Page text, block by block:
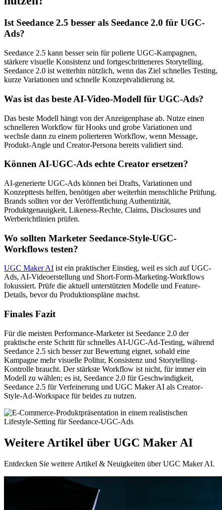
Ist Seedance 2.5 besser als Seedance 2.0 für UGC-
Ads?
Seedance 2.5 kann besser sein für polierte UGC-Kampagnen,
stärkere visuelle Konsistenz und fortgeschritteneres Storytelling.
Seedance 2.0 ist weiterhin nützlich, wenn das Ziel schnelles Testing,
kurze Variationen und schnelle Konzeptvalidierung ist.
Was ist das beste AI-Video-Modell für UGC-Ads?
Das beste Modell hängt von der Anzeigenphase ab. Nutze einen
schnelleren Workflow für Hooks und grobe Variationen und
wechsle dann zu einem polierteren Workflow, wenn Message,
Produkt-Angle und Creator-Persona bereits validiert sind.
Können AI-UGC-Ads echte Creator ersetzen?
AI-generierte UGC-Ads können bei Drafts, Variationen und
Konzepttests helfen, benötigen aber weiterhin menschliche Prüfung.
Brands sollten vor der Veröffentlichung Authentizität,
Produktgenauigkeit, Likeness-Rechte, Claims, Disclosures und
Werberichtlinien prüfen.
Wo sollten Marketer Seedance-Style-UGC-
Workflows testen?
UGC Maker AI ist ein praktischer Einstieg, weil es sich auf UGC-
Ads, AI-Videoerstellung und Short-Form-Marketing-Workflows
fokussiert. Prüfe die aktuell unterstützten Modelle und Feature-
Details, bevor du Produktionspläne machst.
Finales Fazit
Für die meisten Performance-Marketer ist Seedance 2.0 der
praktische erste Schritt für schnelles AI-UGC-Ad-Testing, während
Seedance 2.5 sich besser zur Bewertung eignet, sobald eine
Kampagne mehr visuelle Politur, Konsistenz und Storytelling-
Kontrolle braucht. Der stärkste Workflow ist nicht, für immer ein
Modell zu wählen; es ist, Seedance 2.0 für Geschwindigkeit,
Seedance 2.5 für Verfeinerung und UGC Maker AI als Creator-
Style-Ad-Workspace für beides zu nutzen.
Weitere Artikel über UGC Maker AI
Entdecken Sie weitere Artikel & Neuigkeiten über UGC Maker AI.